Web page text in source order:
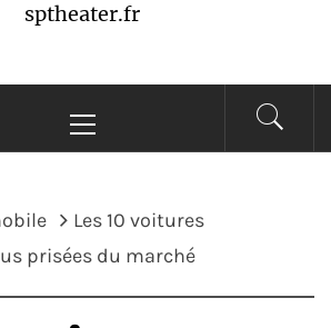
sptheater.fr
principal
Les 10 voitures
prisées du marché